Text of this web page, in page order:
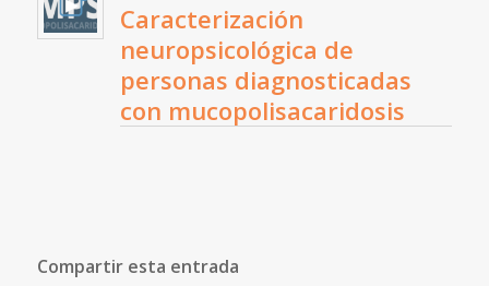
Caracterización
neuropsicológica de
personas diagnosticadas
con mucopolisacaridosis
Compartir esta entrada